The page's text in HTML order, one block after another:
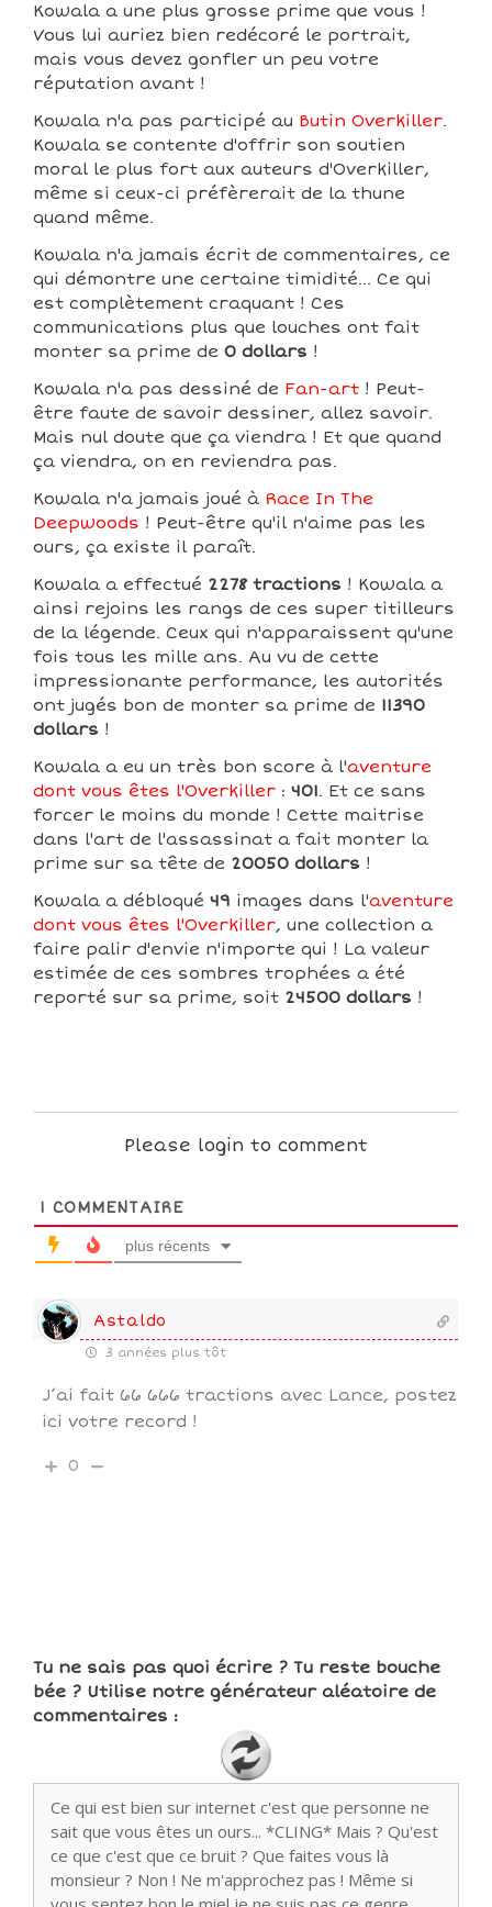
Kowala a une plus grosse prime que vous !
Vous lui auriez bien redécoré le portrait,
mais vous devez gonfler un peu votre
réputation avant !
Kowala n'a pas participé au Butin Overkiller.
Kowala se contente d'offrir son soutien
moral le plus fort aux auteurs d'Overkiller,
même si ceux-ci préfèrerait de la thune
quand même.
Kowala n'a jamais écrit de commentaires, ce
qui démontre une certaine timidité... Ce qui
est complètement craquant ! Ces
communications plus que louches ont fait
monter sa prime de 0 dollars !
Kowala n'a pas dessiné de Fan-art ! Peut-
être faute de savoir dessiner, allez savoir.
Mais nul doute que ça viendra ! Et que quand
ça viendra, on en reviendra pas.
Kowala n'a jamais joué à Race In The
Deepwoods ! Peut-être qu'il n'aime pas les
ours, ça existe il paraît.
Kowala a effectué 2278 tractions ! Kowala a
ainsi rejoins les rangs de ces super titilleurs
de la légende. Ceux qui n'apparaissent qu'une
fois tous les mille ans. Au vu de cette
impressionante performance, les autorités
ont jugés bon de monter sa prime de 11390
dollars !
Kowala a eu un très bon score à l'aventure
dont vous êtes l'Overkiller : 401. Et ce sans
forcer le moins du monde ! Cette maitrise
dans l'art de l'assassinat a fait monter la
prime sur sa tête de 20050 dollars !
Kowala a débloqué 49 images dans l'aventure
dont vous êtes l'Overkiller, une collection a
faire palir d'envie n'importe qui ! La valeur
estimée de ces sombres trophées a été
reporté sur sa prime, soit 24500 dollars !
Please login to comment
1 COMMENTAIRE
plus récents
Astaldo
3 années plus tôt
J’ai fait 66 666 tractions avec Lance, postez
ici votre record !
0
Tu ne sais pas quoi écrire ? Tu reste bouche
bée ? Utilise notre générateur aléatoire de
commentaires :